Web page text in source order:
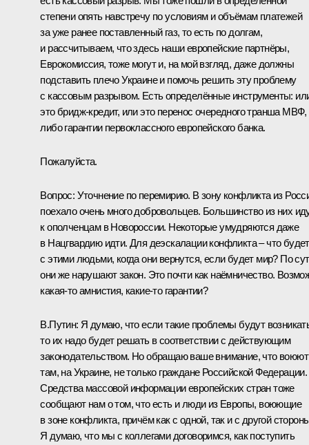
степени опять навстречу по условиям и объёмам платежей
за уже ранее поставленный газ, то есть по долгам,
и рассчитываем, что здесь наши европейские партнёры,
Еврокомиссия, тоже могут и, на мой взгляд, даже должны
подставить плечо Украине и помочь решить эту проблему
с кассовым разрывом. Есть определённые инструменты:
это бридж-кредит, или это перенос очередного транша МВФ,
либо гарантии первоклассного европейского банка.
Пожалуйста.
Вопрос: Уточнение по перемирию. В зону конфликта из
поехало очень много добровольцев. Большинство из них
к ополченцам в Новороссии. Некоторые умудряются даже
в Нацгвардию идти. Для деэскалации конфликта – что будет
с этими людьми, когда они вернутся, если будет мир? По
они же нарушают закон. Это почти как наёмничество.
какая‑то амнистия, какие‑то гарантии?
В.Путин: Я думаю, что если такие проблемы будут
то их надо будет решать в соответствии с действующим
законодательством. Но обращаю ваше внимание, что воюют
там, на Украине, не только граждане Российской Федерации.
Средства массовой информации европейских стран тоже
сообщают нам о том, что есть и люди из Европы, воюющие
в зоне конфликта, причём как с одной, так и с другой
Я думаю, что мы с коллегами договоримся, как поступить